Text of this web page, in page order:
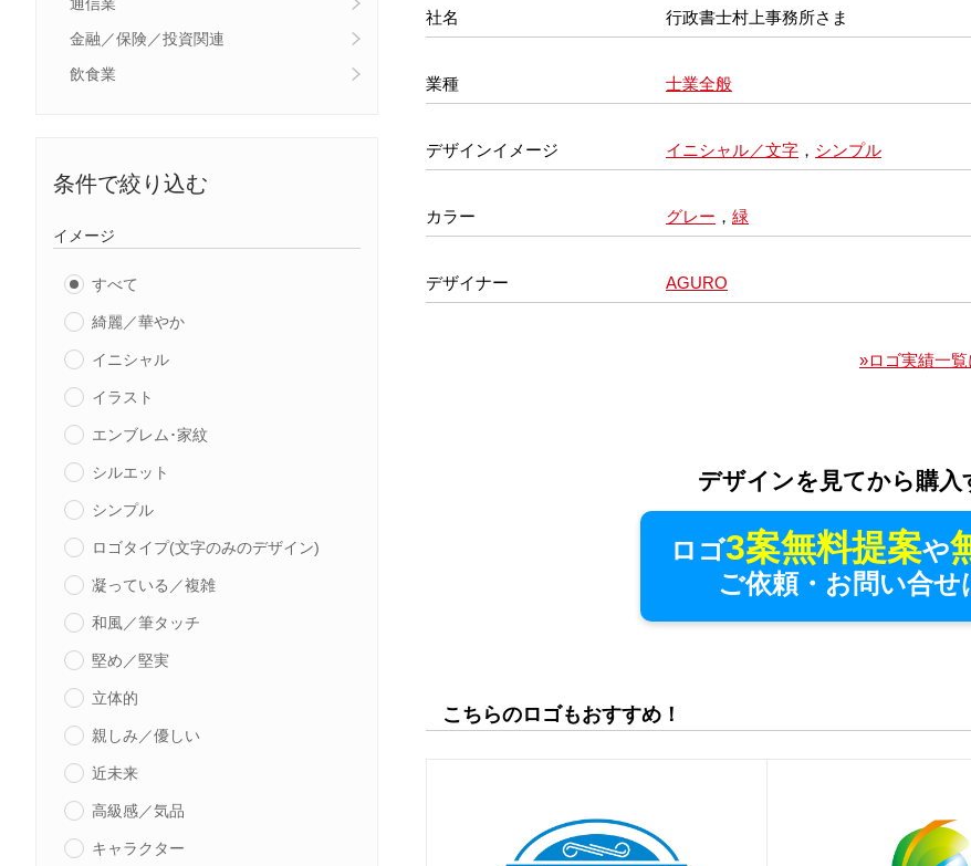
通信業
金融／保険／投資関連
飲食業
条件で絞り込む
イメージ
すべて
綺麗／華やか
イニシャル
イラスト
エンブレム･家紋
シルエット
シンプル
ロゴタイプ(文字のみのデザイン)
凝っている／複雑
和風／筆タッチ
堅め／堅実
立体的
親しみ／優しい
近未来
高級感／気品
キャラクター
社名 行政書士村上事務所さま
業種 士業全般
デザインイメージ イニシャル／文字 ， シンプル
カラー グレー ， 緑
デザイナー AGURO
»ロゴ実績一覧
デザインを見てから購入
ロゴ3案無料提案や
ご依頼・お問い合せ
こちらのロゴもおすすめ！